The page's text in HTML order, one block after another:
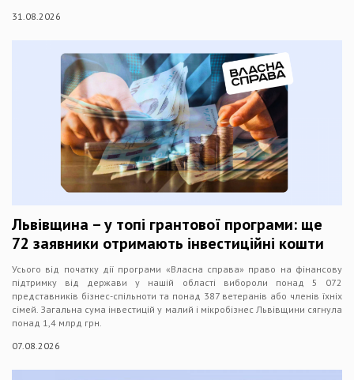
31.08.2026
Львівщина – у топі грантової програми: ще
72 заявники отримають інвестиційні кошти
Усього від початку дії програми «Власна справа» право на фінансову
підтримку від держави у нашій області вибороли понад 5 072
представників бізнес-спільноти та понад 387 ветеранів або членів їхніх
сімей. Загальна сума інвестицій у малий і мікробізнес Львівщини сягнула
понад 1,4 млрд грн.
07.08.2026